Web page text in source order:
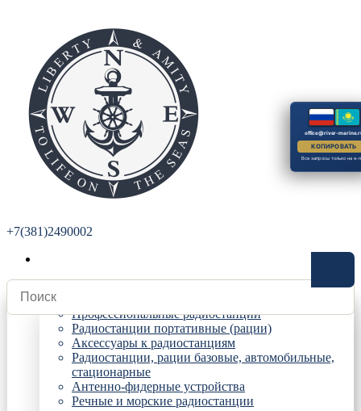
+7(381)2490002
Радиостанции
Профессиональные радиостанции
Радиостанции портативные (рации)
Аксессуары к радиостанциям
Радиостанции, рации базовые, автомобильные,
стационарные
Антенно-фидерные устройства
Речные и морские радиостанции
office@river-
КОПИРОВАТЬ
Все запросы только на e-